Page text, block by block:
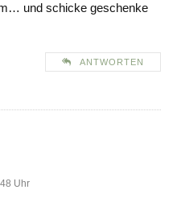
und schicke geschenke
ANTWORTEN
Uhr